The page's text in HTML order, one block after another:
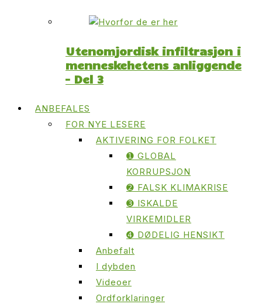
Utenomjordisk infiltrasjon i
menneskehetens anliggende
– Del 3
ANBEFALES
FOR NYE LESERE
AKTIVERING FOR FOLKET
➊ GLOBAL
KORRUPSJON
➋ FALSK KLIMAKRISE
➌ ISKALDE
VIRKEMIDLER
➍ DØDELIG HENSIKT
Anbefalt
I dybden
Videoer
Ordforklaringer